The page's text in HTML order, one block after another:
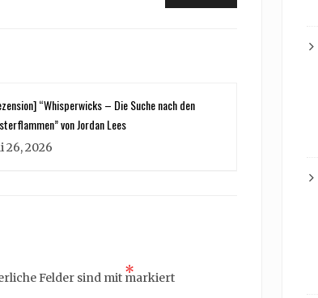
“Whisperwicks – Die Suche nach den
von Jordan Lees
26, 2026
Felder sind mit *
markiert